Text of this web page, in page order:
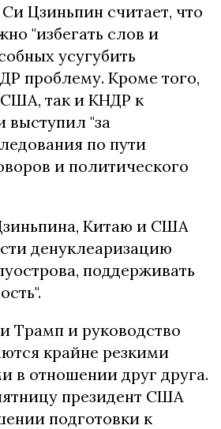
Цзиньпин считает, что
"избегать слов и
усугубить
проблему. Кроме того,
США, так и КНДР к
выступил "за
по пути
и политического
Китаю и США
денуклеаризацию
поддерживать
Трамп и руководство
крайне резкими
в отношении друг друга.
президент США
подготовки к